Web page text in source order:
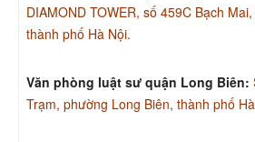
DIAMOND TOWER, số 459C Bạch
thành phố Hà Nội.
Văn phòng luật sư quận Long Biên:
Trạm, phường Long Biên, thành phố